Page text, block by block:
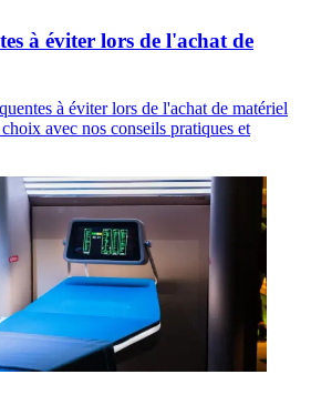
à éviter lors de l'achat de
à éviter lors de l'achat de matériel
avec nos conseils pratiques et